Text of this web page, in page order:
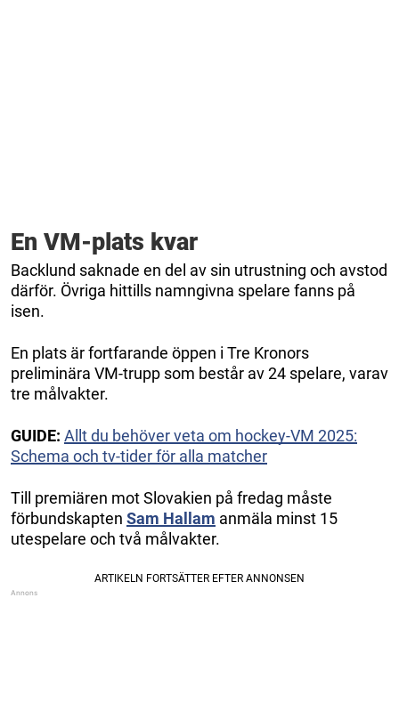
En VM-plats kvar
Backlund saknade en del av sin utrustning och avstod
därför. Övriga hittills namngivna spelare fanns på
isen.
En plats är fortfarande öppen i Tre Kronors
preliminära VM-trupp som består av 24 spelare, varav
tre målvakter.
GUIDE: Allt du behöver veta om hockey-VM 2025:
Schema och tv-tider för alla matcher
Till premiären mot Slovakien på fredag måste
förbundskapten Sam Hallam anmäla minst 15
utespelare och två målvakter.